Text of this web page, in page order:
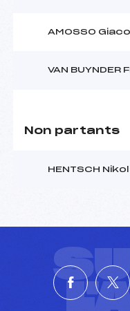
AMOSSO
VAN BUYNDER
Non partants
HENTSCH